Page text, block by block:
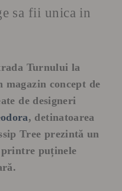
sa fii unica in
Turnului la
magazin concept de
de designeri
, detinatoarea
Tree prezintă un
printre puținele